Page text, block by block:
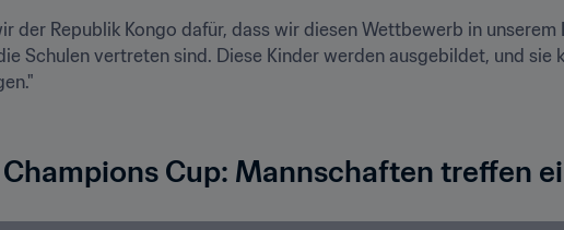
der Republik Kongo dafür, dass wir diesen Wettbewerb in
Schulen vertreten sind. Diese Kinder werden ausgebildet, und sie
Cup: Mannschaften treffen